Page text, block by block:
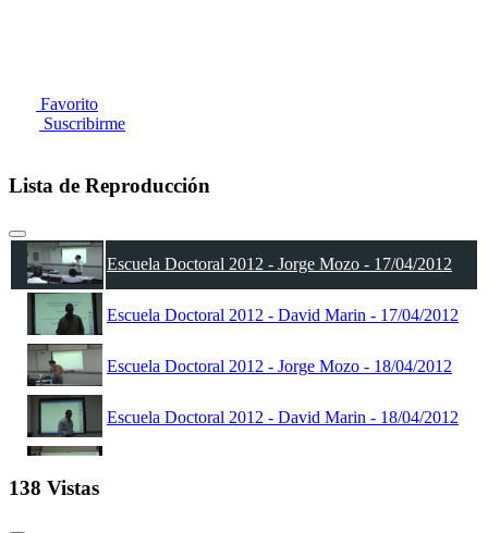
Favorito
Suscribirme
Lista de Reproducción
Escuela Doctoral 2012 - Jorge Mozo - 17/04/2012
Escuela Doctoral 2012 - David Marin - 17/04/2012
Escuela Doctoral 2012 - Jorge Mozo - 18/04/2012
Escuela Doctoral 2012 - David Marin - 18/04/2012
138 Vistas